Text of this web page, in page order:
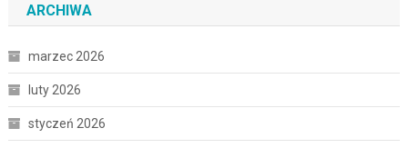
ARCHIWA
marzec 2026
luty 2026
styczeń 2026